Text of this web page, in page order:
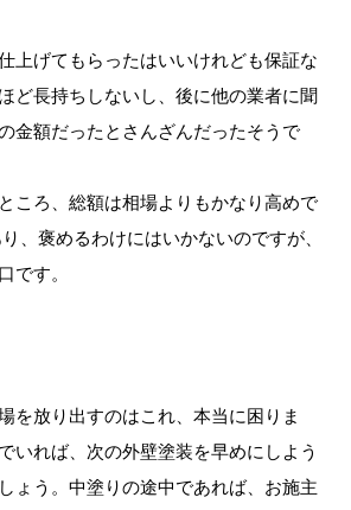
上げてもらったはいいけれども保証な
ど長持ちしないし、後に他の業者に聞
金額だったとさんざんだったそうで
ころ、総額は相場よりもかなり高めで
、褒めるわけにはいかないのですが、
です。
を放り出すのはこれ、本当に困りま
いれば、次の外壁塗装を早めにしよう
ょう。中塗りの途中であれば、お施主